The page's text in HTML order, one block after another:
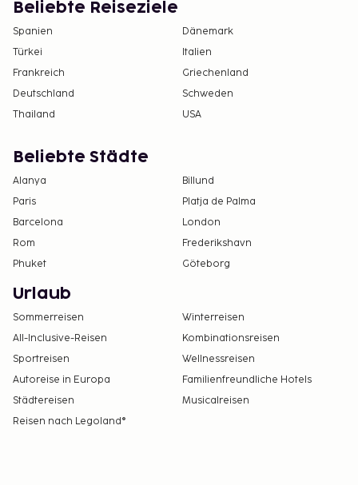
Beliebte Reiseziele
Spanien
Dänemark
Türkei
Italien
Frankreich
Griechenland
Deutschland
Schweden
Thailand
USA
Beliebte Städte
Alanya
Billund
Paris
Platja de Palma
Barcelona
London
Rom
Frederikshavn
Phuket
Göteborg
Urlaub
Sommerreisen
Winterreisen
All-Inclusive-Reisen
Kombinationsreisen
Sportreisen
Wellnessreisen
Autoreise in Europa
Familienfreundliche Hotels
Städtereisen
Musicalreisen
Reisen nach Legoland®